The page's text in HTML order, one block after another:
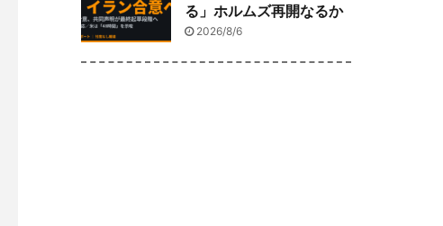
る」ホルムズ再開なるか
2026/8/6